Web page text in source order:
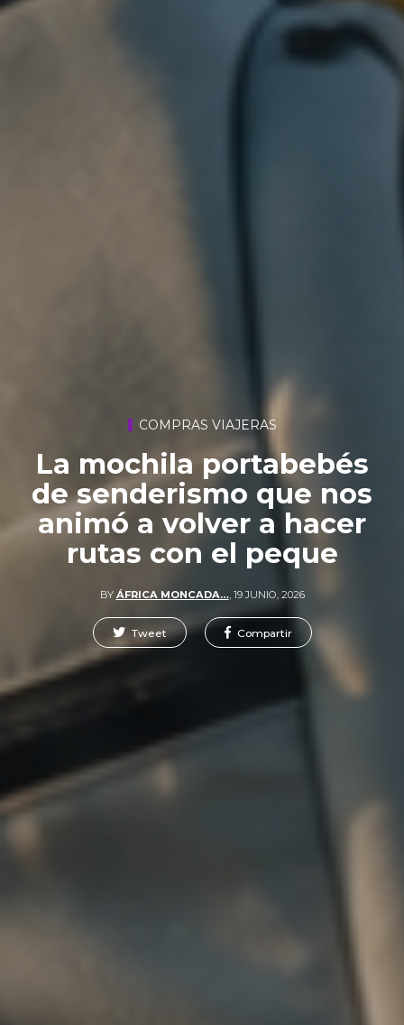
COMPRAS VIAJERAS
La mochila portabebés
de senderismo que nos
animó a volver a hacer
rutas con el peque
BY ÁFRICA MONCADA…, 19 JUNIO, 2026
Tweet Compartir